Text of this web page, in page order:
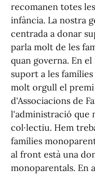
recomanen totes
infància. La nostra
centrada a donar
parla molt de les
quan governa. En
suport a les
molt orgull el premi
d'Associacions de
l'administració que
col·lectiu. Hem
famílies
al front està una
monoparentals. En